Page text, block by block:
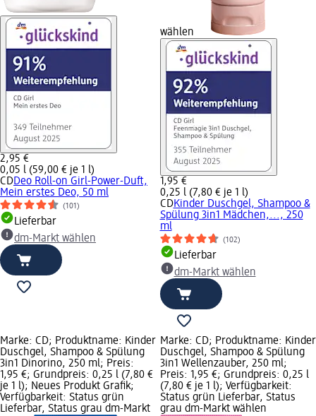
2,95 €
0,05 l (59,00 € je 1 l)
CDDeo Roll-on Girl-Power-Duft,
Mein erstes Deo, 50 ml
(101)
Lieferbar
dm-Markt wählen
wählen
1,95 €
0,25 l (7,80 € je 1 l)
CDKinder Duschgel, Shampoo &
Spülung 3in1 Mädchen,..., 250
ml
(102)
Lieferbar
dm-Markt wählen
Marke: CD; Produktname: Kinder
Duschgel, Shampoo & Spülung
3in1 Dinorino, 250 ml; Preis:
1,95 €; Grundpreis: 0,25 l (7,80 €
je 1 l); Neues Produkt Grafik;
Verfügbarkeit: Status grün
Lieferbar, Status grau dm-Markt
Marke: CD; Produktname: Kinder
Duschgel, Shampoo & Spülung
3in1 Wellenzauber, 250 ml;
Preis: 1,95 €; Grundpreis: 0,25 l
(7,80 € je 1 l); Verfügbarkeit:
Status grün Lieferbar, Status
grau dm-Markt wählen